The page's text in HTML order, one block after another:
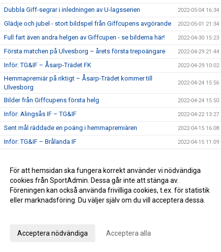
Dubbla Giff-segrar i inledningen av U-lagsserien 2022-05-04 16:34
Glädje och jubel - stort bildspel från Giffcupens avgörande 2022-05-01 21:34
Full fart även andra helgen av Giffcupen - se bilderna här! 2022-04-30 15:23
Första matchen på Ulvesborg – årets första trepoängare 2022-04-29 21:44
Inför: TG&IF – Åsarp-Trädet FK 2022-04-29 10:02
Hemmapremiär på riktigt – Åsarp-Trädet kommer till
Ulvesborg
2022-04-24 15:56
Bilder från Giffcupens första helg 2022-04-24 15:50
Inför: Alingsås IF – TG&IF 2022-04-22 13:27
Sent mål räddade en poäng i hemmapremiären 2022-04-15 16:08
Inför: TG&IF – Brålanda IF 2022-04-15 11:09
Höjdpunkter från premiären mot Holmalunds IF 2022-04-08 22:53
Inför: Holmalunds IF – TG&IF 2022-04-08 13:44
TG&IF flyttar fram första Giffcupen-helgen 2022-04-04 20:34
Inför: TG&IF – Götene IF (träningsmatch)
För att hemsidan ska fungera korrekt använder vi nödvändiga
cookies från SportAdmin. Dessa går inte att stänga av.
Föreningen kan också använda frivilliga cookies, t.ex. för statistik
eller marknadsföring. Du väljer själv om du vill acceptera dessa.
Acceptera nödvändiga Acceptera alla